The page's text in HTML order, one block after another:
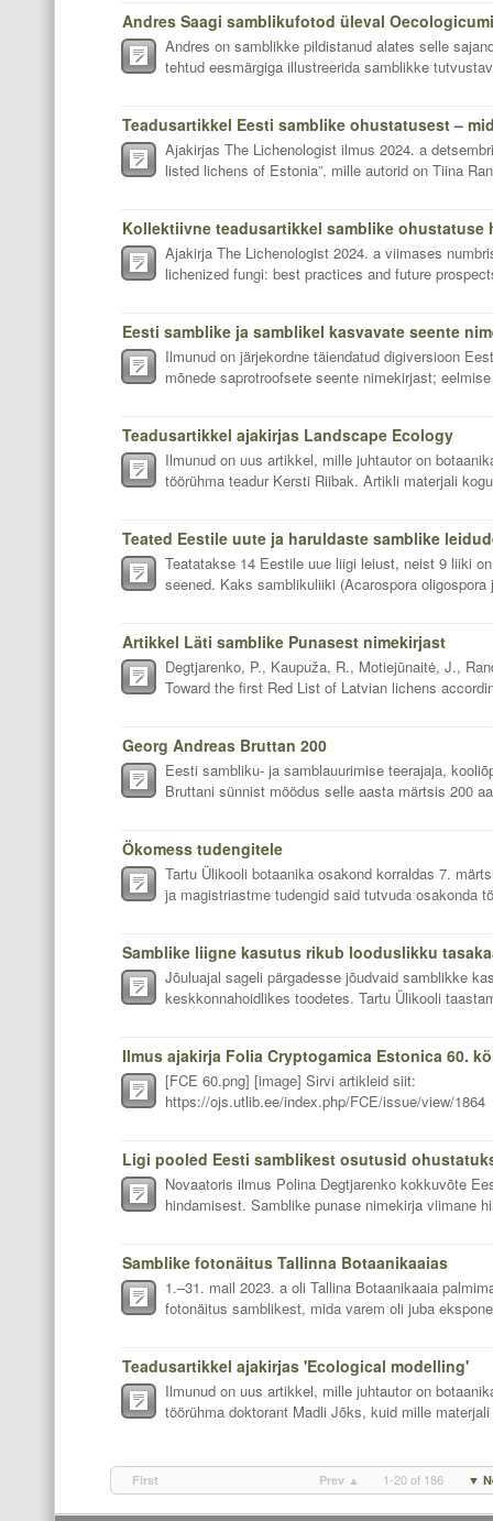
Andres Saagi samblikufotod üleval
Andres on samblikke pildistanud alates selle
tehtud eesmärgiga illustreerida samblikke
Ajakirjas The Lichenologist ilmus 2024. a
listed lichens of Estonia”, mille autorid on Tiina
Ajakirja The Lichenologist 2024. a viimases
lichenized fungi: best practices and future
Ilmunud on järjekordne täiendatud digiversioon
mõnede saprotroofsete seente nimekirjast;
Teadusartikkel ajakirjas Landscape Ecology
Ilmunud on uus artikkel, mille juhtautor on
töörühma teadur Kersti Riibak. Artikli materjali
Teatatakse 14 Eestile uue liigi leiust, neist 9 liiki
seened. Kaks samblikuliiki (Acarospora oligospora
Artikkel Läti samblike Punasest nimekirjast
Degtjarenko, P., Kaupuža, R., Motiejūnaitė, J.,
Toward the first Red List of Latvian lichens
Georg Andreas Bruttan 200
Eesti sambliku- ja samblauurimise teerajaja,
Bruttani sünnist möödus selle aasta märtsis 200
Ökomess tudengitele
Tartu Ülikooli botaanika osakond korraldas 7.
ja magistriastme tudengid said tutvuda osakonda
Samblike liigne kasutus rikub looduslikku
Jõuluajal sageli pärgadesse jõudvaid samblikke
keskkonnahoidlikes toodetes. Tartu Ülikooli
Ilmus ajakirja Folia Cryptogamica Estonica 60.
[FCE 60.png] [image] Sirvi artikleid siit:
https://ojs.utlib.ee/index.php/FCE/issue/view/1864
Ligi pooled Eesti samblikest osutusid
Novaatoris ilmus Polina Degtjarenko kokkuvõte
hindamisest. Samblike punase nimekirja viimane
Samblike fotonäitus Tallinna Botaanikaaias
1.–31. mail 2023. a oli Tallina Botaanikaaia
fotonäitus samblikest, mida varem oli juba
Teadusartikkel ajakirjas 'Ecological modelling'
Ilmunud on uus artikkel, mille juhtautor on
töörühma doktorant Madli Jõks, kuid mille
First Prev ▲ 1-20 of 186 ▼